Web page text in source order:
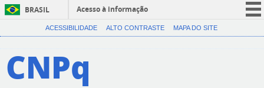
BRASIL
Acesso à informação
CORONAVÍRUS (COVID-19)
ACESSIBILIDADE ALTO CONTRASTE MAPA DO SITE
CNPq